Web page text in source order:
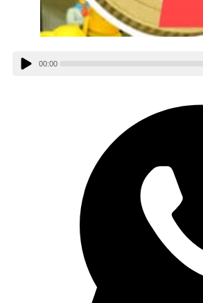
00:00